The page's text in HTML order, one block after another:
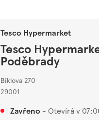
Tesco Hypermarket
Tesco
Poděbrady
Bíklova 270
29001
Zavřeno - Otevírá v